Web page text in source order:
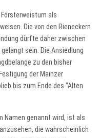
als
Die von den Rieneckern
dürfte daher zwischen
sein. Die Ansiedlung
zu den bisher
der Mainzer
bis zum Ende des "Alten
Namen genannt wird, ist als
die wahrscheinlich